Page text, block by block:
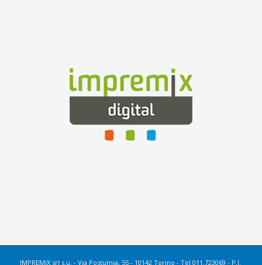
IMPREMIX srl s.u. - Via Postumia, 55 - 10142 Torino - Tel 011.723069 - P.I.